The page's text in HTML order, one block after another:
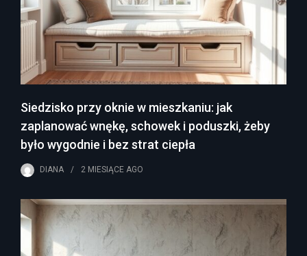
Siedzisko przy oknie w mieszkaniu: jak
zaplanować wnękę, schowek i poduszki, żeby
było wygodnie i bez strat ciepła
DIANA 2 MIESIĄCE AGO